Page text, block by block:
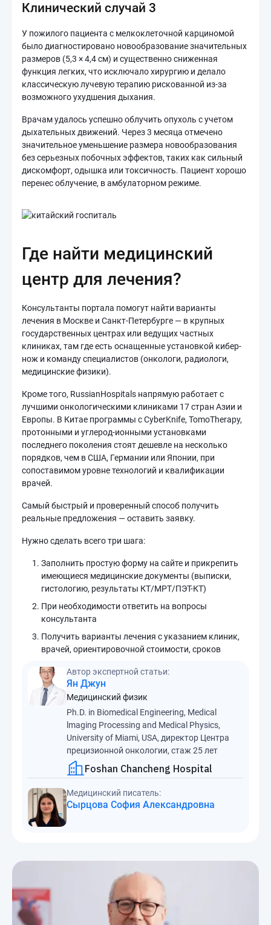
Клинический случай 3
У пожилого пациента с мелкоклеточной карциномой
было диагностировано новообразование значительных
размеров (5,3 × 4,4 см) и существенно сниженная
функция легких, что исключало хирургию и делало
классическую лучевую терапию рискованной из-за
возможного ухудшения дыхания.
Врачам удалось успешно облучить опухоль с учетом
дыхательных движений. Через 3 месяца отмечено
значительное уменьшение размера новообразования
без серьезных побочных эффектов, таких как сильный
дискомфорт, одышка или токсичность. Пациент хорошо
перенес облучение, в амбулаторном режиме.
Где найти медицинский
центр для лечения?
Консультанты портала помогут найти варианты
лечения в Москве и Санкт-Петербурге — в крупных
государственных центрах или ведущих частных
клиниках, там где есть оснащенные установкой кибер-
нож и команду специалистов (онкологи, радиологи,
медицинские физики).
Кроме того, RussianHospitals напрямую работает с
лучшими онкологическими клиниками 17 стран Азии и
Европы. В Китае программы с CyberKnife, TomoTherapy,
протонными и углерод-ионными установками
последнего поколения стоят дешевле на несколько
порядков, чем в США, Германии или Японии, при
сопоставимом уровне технологий и квалификации
врачей.
Самый быстрый и проверенный способ получить
реальные предложения — оставить заявку.
Нужно сделать всего три шага:
Заполнить простую форму на сайте и прикрепить
имеющиеся медицинские документы (выписки,
гистологию, результаты КТ/МРТ/ПЭТ-КТ)
При необходимости ответить на вопросы
консультанта
Получить варианты лечения с указанием клиник,
врачей, ориентировочной стоимости, сроков
Автор экспертной статьи:
Ян Джун
Медицинский физик
Ph.D. in Biomedical Engineering, Medical
lmaging Processing and Medical Physics,
University of Miami, USA, директор Центра
прецизионной онкологии, стаж 25 лет
Foshan Chancheng Hospital
Медицинский писатель:
Сырцова София Александровна